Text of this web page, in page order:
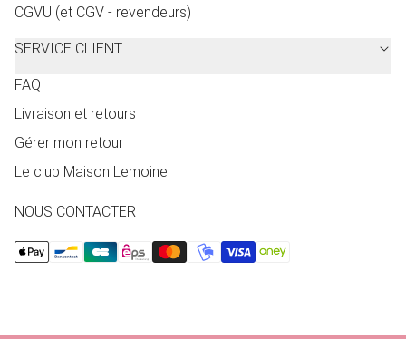
CGVU (et CGV - revendeurs)
SERVICE CLIENT
FAQ
Livraison et retours
Gérer mon retour
Le club Maison Lemoine
NOUS CONTACTER